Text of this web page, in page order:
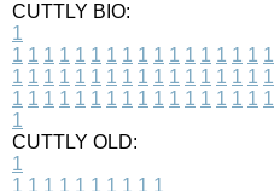
CUTTLY BIO:
1
1 1 1 1 1 1 1 1 1 1 1 1 1 1 1 1 1
1 1 1 1 1 1 1 1 1 1 1 1 1 1 1 1 1
1 1 1 1 1 1 1 1 1 1 1 1 1 1 1 1 1
1
CUTTLY OLD:
1
1 1 1 1 1 1 1 1 1 1